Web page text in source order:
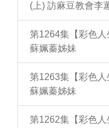
(上) 訪麻豆教會李
第1264集【彩色
蘇姵蓁姊妹
第1263集【彩色
蘇姵蓁姊妹
第1262集【彩色